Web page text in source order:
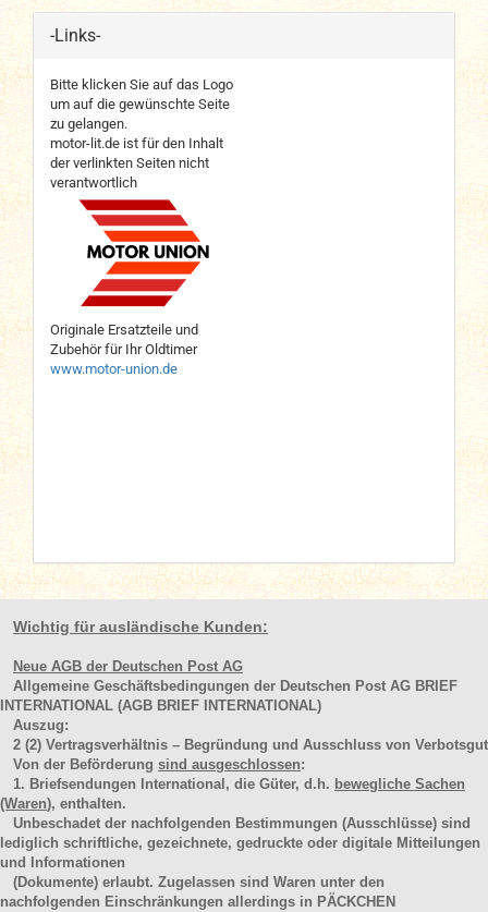
-Links-
Bitte klicken Sie auf das Logo
um auf die gewünschte Seite
zu gelangen.
motor-lit.de ist für den Inhalt
der verlinkten Seiten nicht
verantwortlich
Originale Ersatzteile und
Zubehör für Ihr Oldtimer
www.motor-union.de
Wichtig für ausländische Kunden:
Neue AGB der Deutschen Post AG
Allgemeine Geschäftsbedingungen der Deutschen Post AG BRIEF
INTERNATIONAL (AGB BRIEF INTERNATIONAL)
Auszug:
2 (2) Vertragsverhältnis – Begründung und Ausschluss von Verbotsgut
Von der Beförderung sind ausgeschlossen:
1. Briefsendungen International, die Güter, d.h. bewegliche Sachen
(Waren), enthalten.
Unbeschadet der nachfolgenden Bestimmungen (Ausschlüsse) sind
lediglich schriftliche, gezeichnete, gedruckte oder digitale Mitteilungen
und Informationen
(Dokumente) erlaubt. Zugelassen sind Waren unter den
nachfolgenden Einschränkungen allerdings in PÄCKCHEN